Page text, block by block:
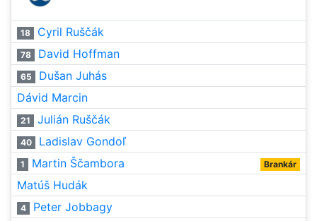
18 Cyril Ruščák
78 David Hoffman
65
Dušan Juhás
Dávid Marcin
21 Julián Ruščák
40 Ladislav Gondoľ
1 Martin Ščambora Brankár
Matúš Hudák
4 Peter Jobbagy